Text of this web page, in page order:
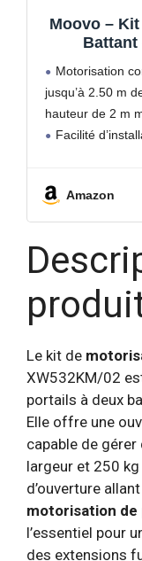
Moovo –
Battant
Motorisation
jusqu’à 2.50 m
hauteur de 2 m
Facilité
Amazon
Le kit de
XW532KM/02
portails à deux
Elle offre une
capable de
largeur et 250
d’ouverture
motorisation de
l’essentiel pour
des extensions